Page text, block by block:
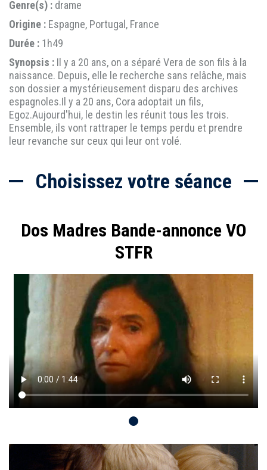
Genre(s) : drame
Origine : Espagne, Portugal, France
Durée : 1h49
Synopsis : Il y a 20 ans, on a séparé Vera de son fils à la
naissance. Depuis, elle le recherche sans relâche, mais
son dossier a mystérieusement disparu des archives
espagnoles.Il y a 20 ans, Cora adoptait un fils,
Egoz.Aujourd'hui, le destin les réunit tous les trois.
Ensemble, ils vont rattraper le temps perdu et prendre
leur revanche sur ceux qui leur ont volé.
Choisissez votre séance
Dos Madres Bande-annonce VO
STFR